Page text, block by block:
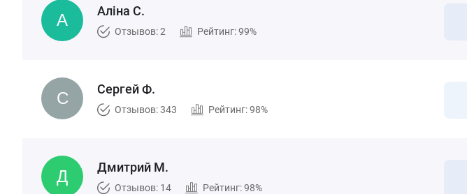
Алiна С.
Отзывов: 2 Рейтинг: 99%
Сергей Ф.
Отзывов: 343 Рейтинг: 98%
Дмитрий М.
Отзывов: 14 Рейтинг: 98%